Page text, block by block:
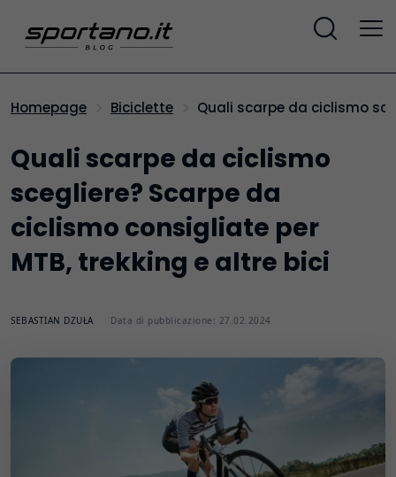
Homepage Biciclette Quali scarpe da ciclismo
Quali scarpe da ciclismo
scegliere? Scarpe da
ciclismo consigliate per
MTB, trekking e altre bici
SEBASTIAN DZUŁA Data di pubblicazione: 27.02.2024